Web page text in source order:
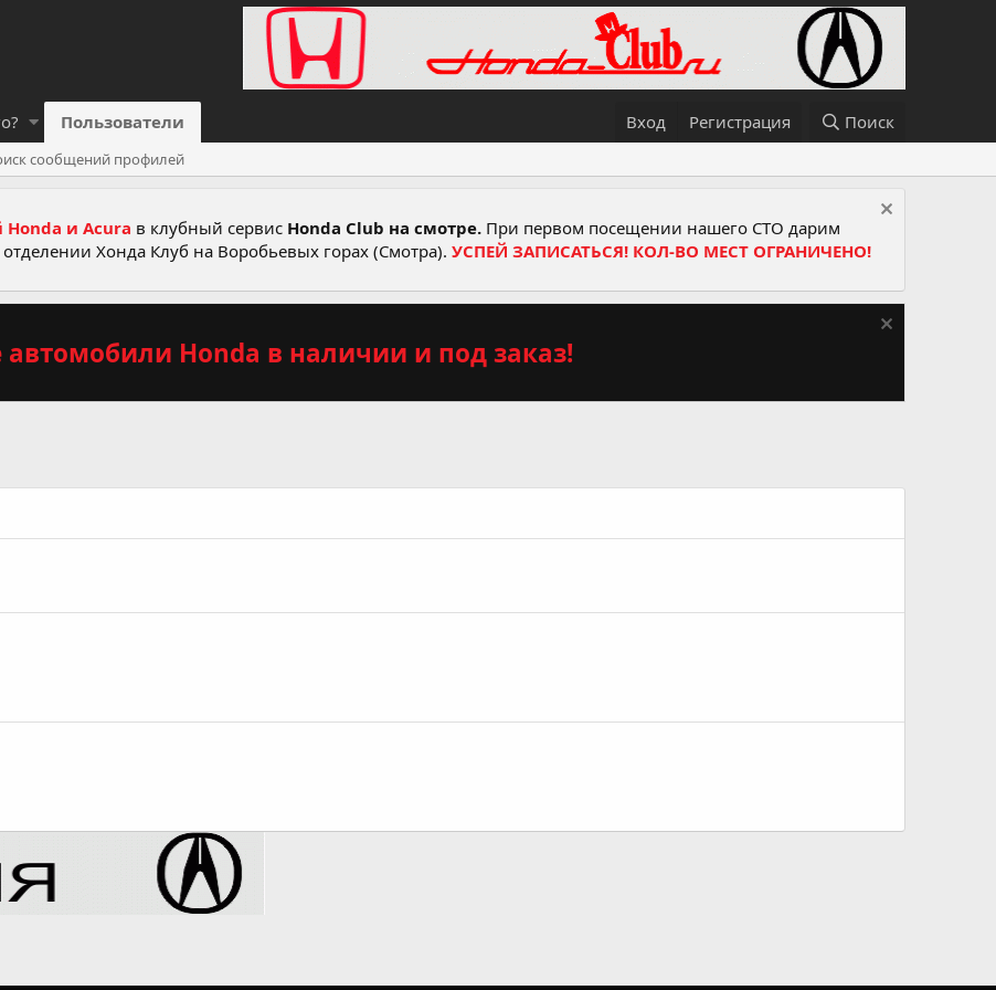
Пользователи Вход Регистрация Поиск
сообщений профилей
и Acura в клубный сервис Honda Club на смотре. При первом посещении нашего СТО дарим
Хонда Клуб на Воробьевых горах (Смотра). УСПЕЙ ЗАПИСАТЬСЯ! КОЛ-ВО МЕСТ ОГРАНИЧЕНО!
Honda в наличии и под заказ!